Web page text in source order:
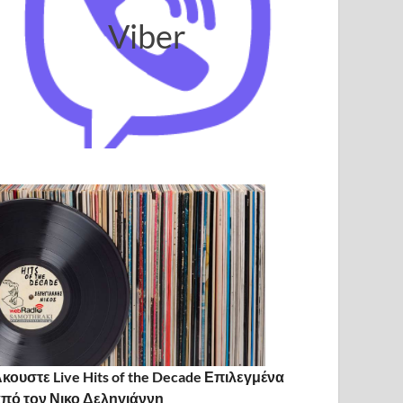
Viber
Live Hits of the Decade Επιλεγμένα
τον Νικο Δεληγιάννη